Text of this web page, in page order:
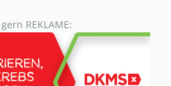
REKLAME: